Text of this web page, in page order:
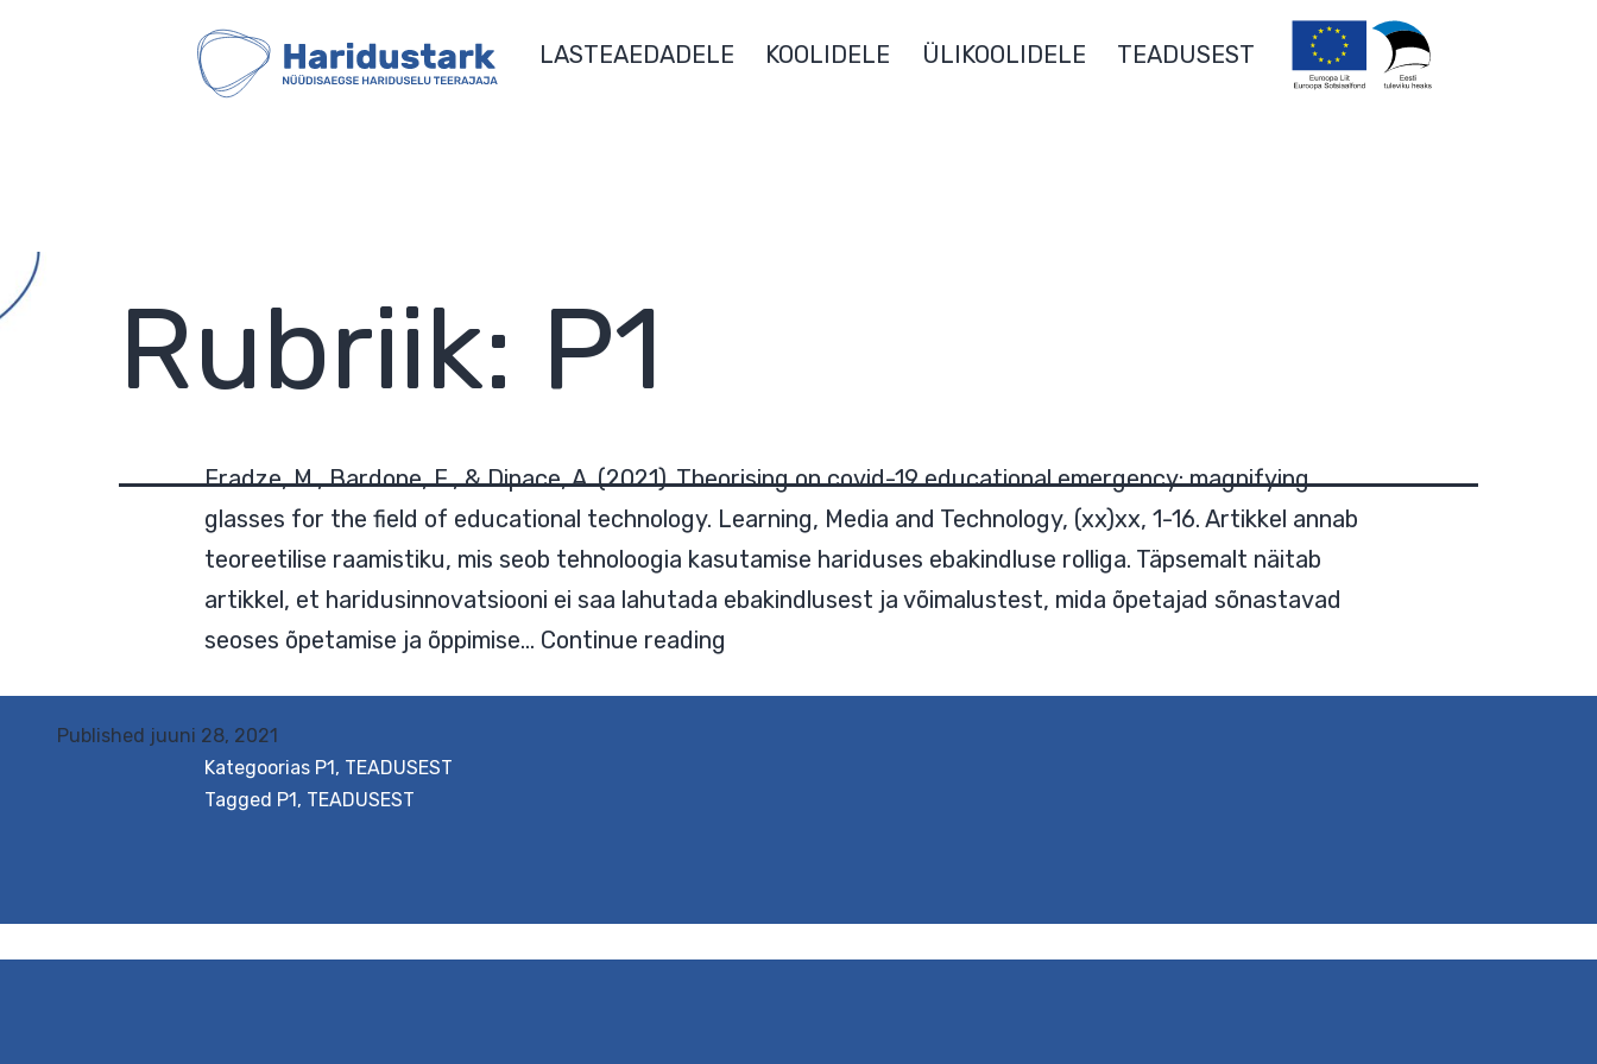
LASTEAEDADELE KOOLIDELE ÜLIKOOLIDELE TEADUSEST
Rubriik: P1
Eradze, M., Bardone, E., & Dipace, A. (2021). Theorising on covid-19 educational emergency: magnifying
glasses for the field of educational technology. Learning, Media and Technology, (xx)xx, 1-16. Artikkel annab
teoreetilise raamistiku, mis seob tehnoloogia kasutamise hariduses ebakindluse rolliga. Täpsemalt näitab
artikkel, et haridusinnovatsiooni ei saa lahutada ebakindlusest ja võimalustest, mida õpetajad sõnastavad
seoses õpetamise ja õppimise… Continue reading
Published juuni 28, 2021
Kategoorias P1 , TEADUSEST
Tagged P1 , TEADUSEST